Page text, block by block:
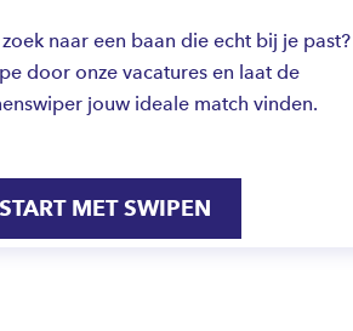
naar een baan die echt bij je past?
door onze vacatures en laat de
jouw ideale match vinden.
START MET SWIPEN